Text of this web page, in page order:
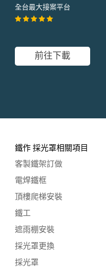
全台最大接案平台
前往下載
鐵作 採光罩相關項目
客製鐵架訂做
電焊鐵框
頂樓爬梯安裝
鐵工
遮雨棚安裝
採光罩更換
採光罩